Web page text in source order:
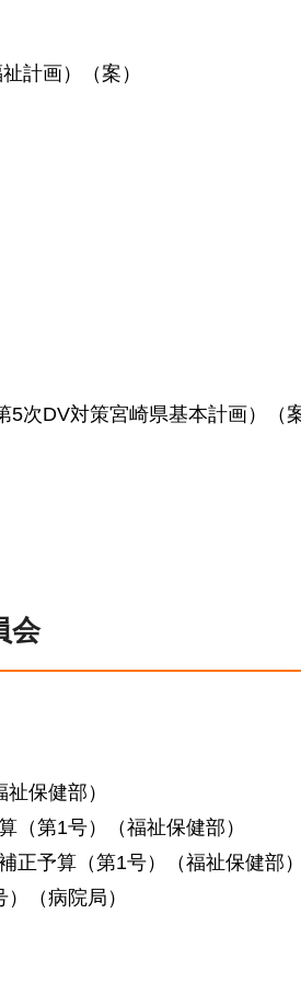
計画）（案）
5次DV対策宮崎県基本計画）（
会
保健部）
（第1号）（福祉保健部）
正予算（第1号）（福祉保健部
（病院局）